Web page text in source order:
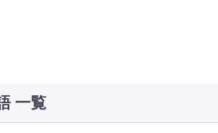
一覧